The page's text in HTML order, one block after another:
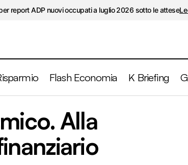
report ADP nuovi occupati a luglio 2026 sotto le attese
Flash Economia K Briefing
Oltre il ciclo economico. Alla scoperta del
Alla